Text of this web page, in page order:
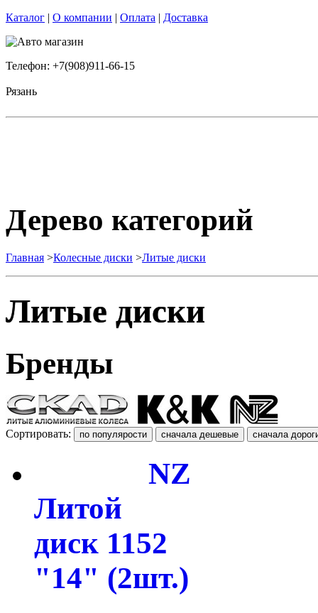
Каталог | О компании | Оплата | Доставка
Телефон: +7(908)911-66-15
Рязань
Дерево категорий
Главная >Колесные диски >Литые диски
Литые диски
Бренды
Сортировать:
NZ
Литой
диск 1152
"14" (2шт.)